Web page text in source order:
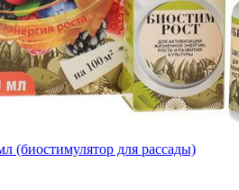
(биостимулятор для рассады)